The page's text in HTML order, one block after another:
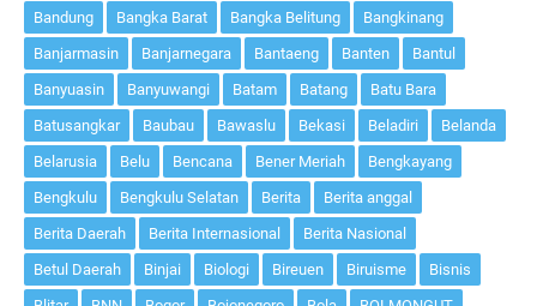
Bandung
Bangka Barat Bangka Belitung
Bangkinang
Banjarmasin
Banjarnegara Bantaeng Banten
Bantul
Banyuasin
Banyuwangi Batam Batang
Batu Bara
Batusangkar
Baubau Bawaslu Bekasi Beladiri
Belanda
Belarusia
Belu Bencana Bener Meriah
Bengkayang
Bengkulu
Bengkulu Selatan Berita
Berita anggal
Berita Daerah
Berita Internasional
Berita Nasional
Betul Daerah
Binjai Biologi Bireuen Biruisme
Bisnis